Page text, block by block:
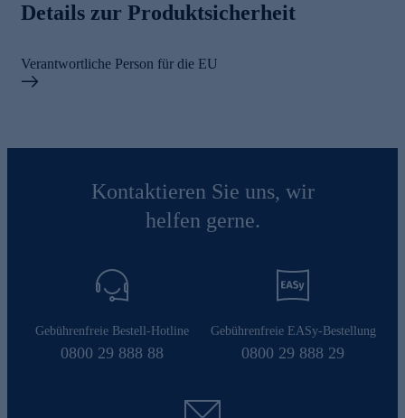
Details zur Produktsicherheit
Verantwortliche Person für die EU
Kontaktieren Sie uns, wir
helfen gerne.
Gebührenfreie Bestell-Hotline
0800 29 888 88
Gebührenfreie EASy-Bestellung
0800 29 888 29